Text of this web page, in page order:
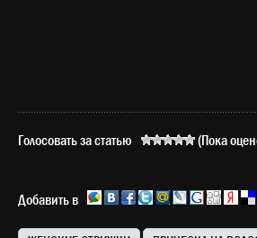
Голосовать за статью (Пока
Добавить в